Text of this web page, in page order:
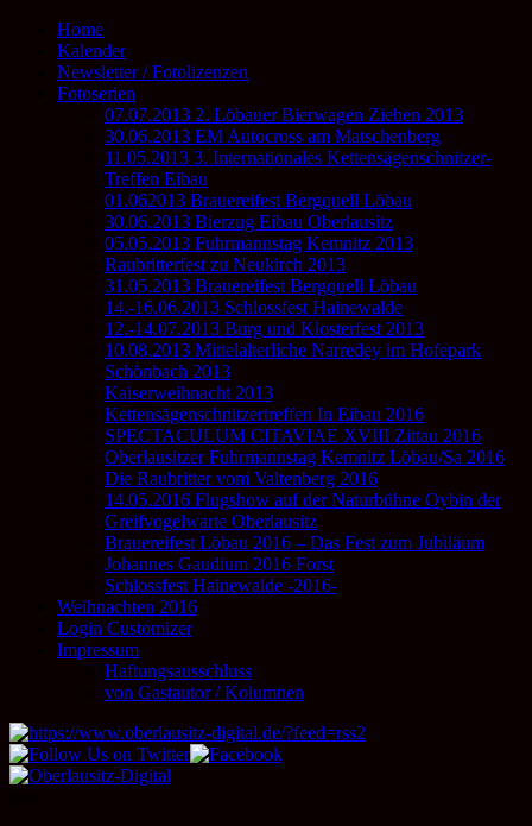
Home
Kalender
Newsletter / Fotolizenzen
Fotoserien
07.07.2013 2. Löbauer Bierwagen Ziehen 2013
30.06.2013 EM Autocross am Matschenberg
11.05.2013 3. Internationales Kettensägenschnitzer-
Treffen Eibau
01.062013 Brauereifest Bergquell Löbau
30.06.2013 Bierzug Eibau Oberlausitz
05.05.2013 Fuhrmannstag Kemnitz 2013
Raubritterfest zu Neukirch 2013
31.05.2013 Brauereifest Bergquell Löbau
14.-16.06.2013 Schlossfest Hainewalde
12.-14.07.2013 Burg und Klosterfest 2013
10.08.2013 Mittelalterliche Narredey im Hofepark
Schönbach 2013
Kaiserweihnacht 2013
Kettensägenschnitzertreffen In Eibau 2016
SPECTACULUM CITAVIAE XVIII Zittau 2016
Oberlausitzer Fuhrmannstag Kemnitz Löbau/Sa 2016
Die Raubritter vom Valtenberg 2016
14.05.2016 Flugshow auf der Naturbühne Oybin der
Greifvogelwarte Oberlausitz
Brauereifest Löbau 2016 – Das Fest zum Jubiläum
Johannes Gaudium 2016 Forst
Schlossfest Hainewalde -2016-
Weihnachten 2016
Login Customizer
Impressum
Haftungsausschluss
von Gastautor / Kolumnen